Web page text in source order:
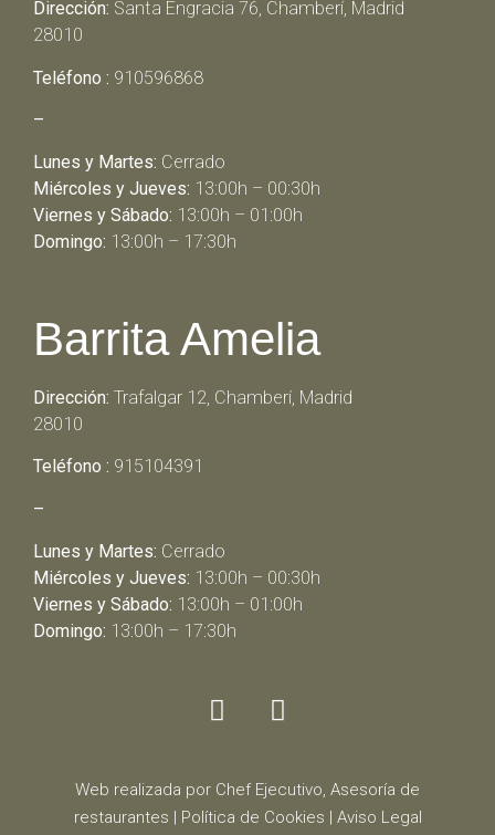
Dirección: Santa Engracia 76, Chamberí, Madrid
28010
Teléfono : 910596868
–
Lunes y Martes: Cerrado
Miércoles y Jueves: 13:00h – 00:30h
Viernes y Sábado: 13:00h – 01:00h
Domingo: 13:00h – 17:30h
Barrita Amelia
Dirección: Trafalgar 12, Chamberí, Madrid
28010
Teléfono : 915104391
–
Lunes y Martes: Cerrado
Miércoles y Jueves: 13:00h – 00:30h
Viernes y Sábado: 13:00h – 01:00h
Domingo: 13:00h – 17:30h
Web realizada por Chef Ejecutivo, Asesoría de
restaurantes
Política de Cookies
Aviso Legal